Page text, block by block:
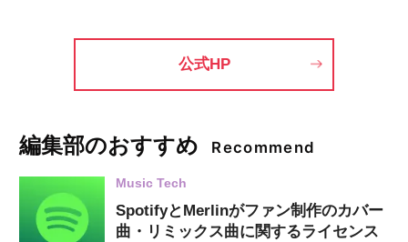
公式HP
編集部のおすすめ Recommend
Music Tech
SpotifyとMerlinがファン制作のカバー
曲・リミックス曲に関するライセンス